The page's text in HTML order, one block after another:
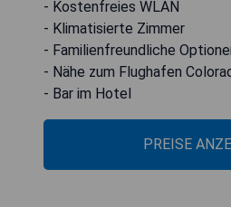
- Kostenfreies WLAN
- Klimatisierte Zimmer
- Familienfreundliche
- Nähe zum Flughafen
- Bar im Hotel
PREISE